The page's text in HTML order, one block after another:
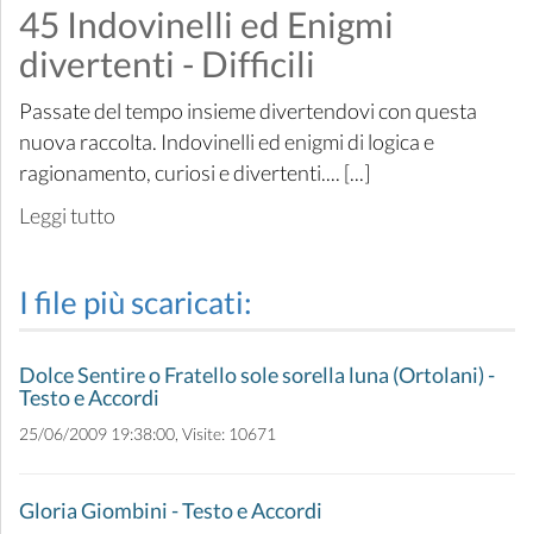
45 Indovinelli ed Enigmi
divertenti - Difficili
Passate del tempo insieme divertendovi con questa
nuova raccolta. Indovinelli ed enigmi di logica e
ragionamento, curiosi e divertenti.... [...]
Leggi tutto
I file più scaricati:
Dolce Sentire o Fratello sole sorella luna (Ortolani) -
Testo e Accordi
25/06/2009 19:38:00, Visite: 10671
Gloria Giombini - Testo e Accordi